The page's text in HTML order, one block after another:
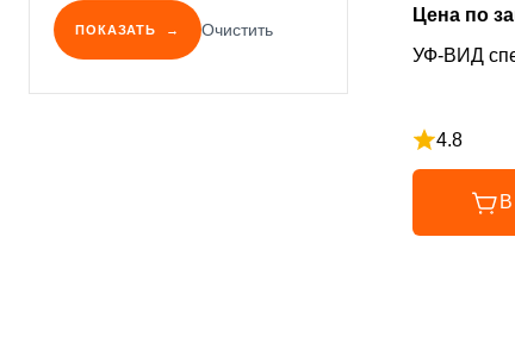
Цена по
УФ-ВИД
4.8
Рейтинг 4.8
В
ПОКАЗАТЬ Очистить